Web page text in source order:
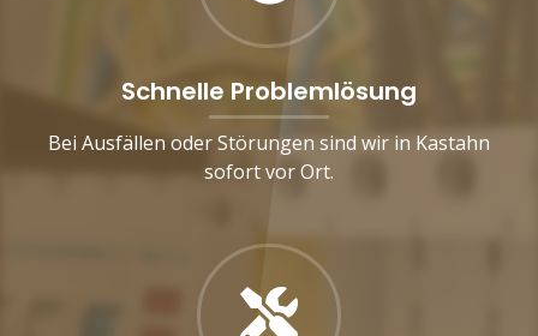
Schnelle Problemlösung
Bei Ausfällen oder Störungen sind wir in Kastahn
sofort vor Ort.